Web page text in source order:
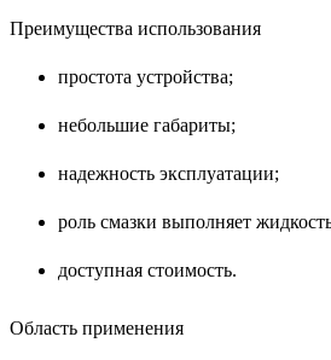
Преимущества использования
простота устройства;
небольшие габариты;
надежность эксплуатации;
роль смазки выполняет
доступная стоимость.
Область применения